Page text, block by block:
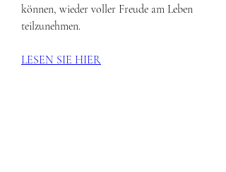
können, wieder voller Freude am Leben
teilzunehmen.
LESEN SIE HIER